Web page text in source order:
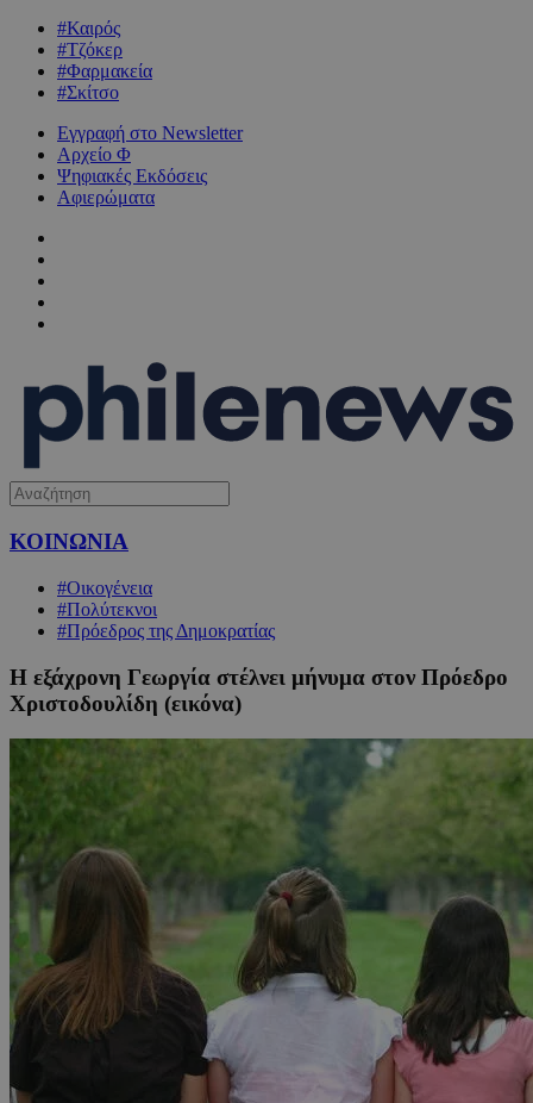
#Καιρός
#Τζόκερ
#Φαρμακεία
#Σκίτσο
Εγγραφή στο Newsletter
Αρχείο Φ
Ψηφιακές Εκδόσεις
Αφιερώματα
ΚΟΙΝΩΝΙΑ
#Οικογένεια
#Πολύτεκνοι
#Πρόεδρος της Δημοκρατίας
Η εξάχρονη Γεωργία στέλνει μήνυμα στον Πρόεδρο
Χριστοδουλίδη (εικόνα)